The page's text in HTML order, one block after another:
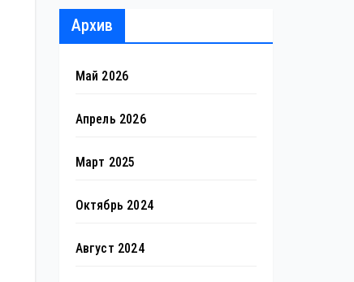
Архив
Май 2026
Апрель 2026
Март 2025
Октябрь 2024
Август 2024